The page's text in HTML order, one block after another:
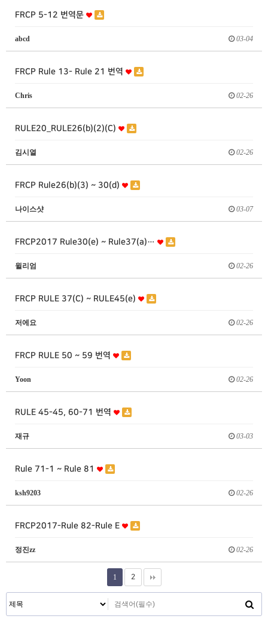
FRCP 5-12 번역문
abcd 03-04
FRCP Rule 13- Rule 21 번역
Chris 02-26
RULE20_RULE26(b)(2)(C)
김시열 02-26
FRCP Rule26(b)(3) ~ 30(d)
나이스샷 03-07
FRCP2017 Rule30(e) ~ Rule37(a)…
윌리엄 02-26
FRCP RULE 37(C) ~ RULE45(e)
저에요 02-26
FRCP RULE 50 ~ 59 번역
Yoon 02-26
RULE 45-45, 60-71 번역
재규 03-03
Rule 71-1 ~ Rule 81
ksh9203 02-26
FRCP2017-Rule 82-Rule E
정진zz 02-26
1 2